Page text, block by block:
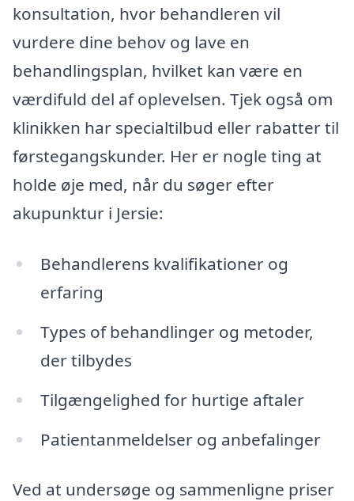
konsultation, hvor behandleren vil
vurdere dine behov og lave en
behandlingsplan, hvilket kan være en
værdifuld del af oplevelsen. Tjek også om
klinikken har specialtilbud eller rabatter til
førstegangskunder. Her er nogle ting at
holde øje med, når du søger efter
akupunktur i Jersie:
Behandlerens kvalifikationer og
erfaring
Types of behandlinger og metoder,
der tilbydes
Tilgængelighed for hurtige aftaler
Patientanmeldelser og anbefalinger
Ved at undersøge og sammenligne priser